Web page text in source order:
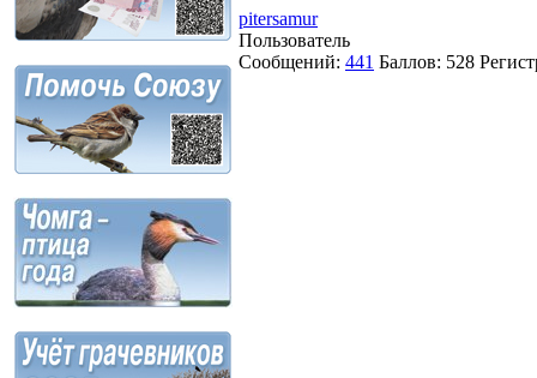
pitersamur
Пользователь
Сообщений: 441 Баллов: 528